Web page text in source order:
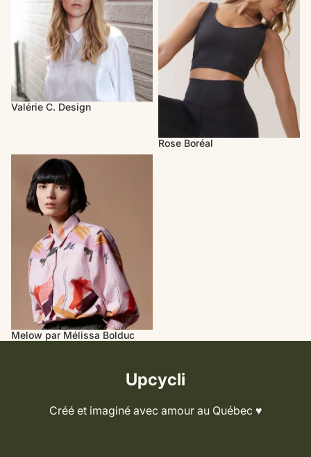
Valérie C. Design
Rose Boréal
Melow par Mélissa Bolduc
Melow par Mélissa Bolduc
Upcycli
Créé et imaginé avec amour au Québec ♥️